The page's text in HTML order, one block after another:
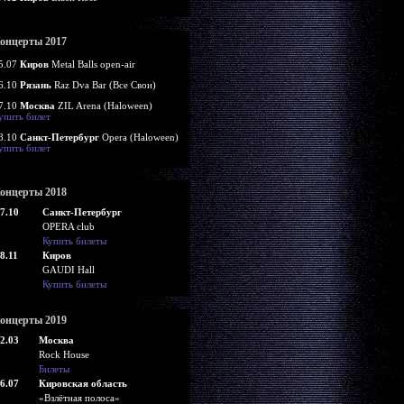
2017
Киров Metal Balls open-air
Рязань Raz Dva Bar (Все Свои)
Москва ZIL Arena (Haloween)
билет
Санкт-Петербург Opera (Haloween)
билет
2018
Санкт-Петербург
OPERA club
Купить билеты
Киров
GAUDI Hall
Купить билеты
2019
Москва
Rock House
Билеты
Кировская область
«Взлётная полоса»